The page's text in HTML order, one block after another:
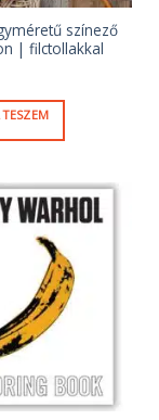
színező
| filctollakkal